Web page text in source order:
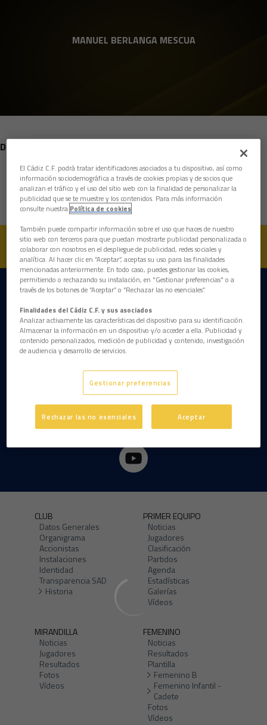
MANUEL BERLANGA MESCUA
POSICIÓN
DEFENSAS
Nacimiento
Edad
DESCARGAR LA APP AHORA
CLUB
Datos Generales
Organigrama
Accionistas
Instalaciones
Identidad
Transparencia SAD
Historia
PRIMER EQUIPO
Noticias
Jugadores
Clasificación
Partidos
Agenda
Estadísticas
Galerías
Vídeos
MIRANDILLA
Noticias
Jugadores
Resultados
Fotos
Vídeos
FEMENINO
Noticias
Resultados
Plantilla
Femenino B
Femenino Infantil -
Cadete
Fotos
Vídeos
El Cádiz C.F. podrá tratar identificadores asociados a tu dispositivo, así como
información sociodemográfica a través de cookies propias y de socios que
analizan el tráfico y el uso del sitio web con la finalidad de personalizar la
publicidad que se te muestre y los contenidos. Para más información
consulte nuestra Política de cookies
También puede compartir información sobre el uso que haces de nuestro
sitio web con terceros para que puedan mostrarte publicidad personalizada o
colaborar con nosotros en el despliegue de publicidad, redes sociales y
analítica. Al hacer clic en “Aceptar”, aceptas su uso para las finalidades
mencionadas anteriormente. En todo caso, puedes gestionar las cookies,
permitiendo o rechazando su instalación, en "Gestionar preferencias" o a
través de los botones de “Aceptar” o “Rechazar las no esenciales”.
Finalidades del Cádiz C.F. y sus asociados
Analizar activamente las características del dispositivo para su identificación.
Almacenar la información en un dispositivo y/o acceder a ella. Publicidad y
contenido personalizados, medición de publicidad y contenido, investigación
de audiencia y desarrollo de servicios.
Gestionar preferencias
Rechazar las no esenciales Aceptar